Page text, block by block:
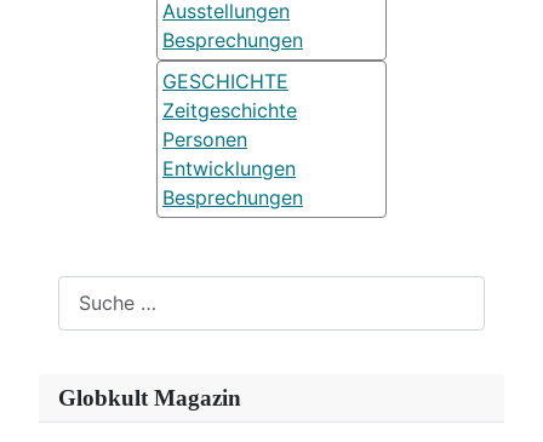
Ausstellungen
Besprechungen
GESCHICHTE
Zeitgeschichte
Personen
Entwicklungen
Besprechungen
Globkult Magazin